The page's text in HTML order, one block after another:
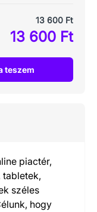
13 600 Ft
13 600 Ft
teszem
piactér,
tabletek,
széles
hogy